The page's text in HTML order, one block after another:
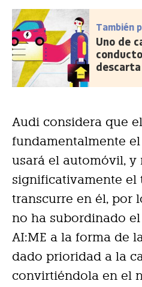
También
Uno de
Audi considera que
fundamentalmente
usará el automóvil, y
significativamente el
transcurre en él, por
no ha subordinado
AI:ME a la forma de
dado prioridad a la
convirtiéndola en el